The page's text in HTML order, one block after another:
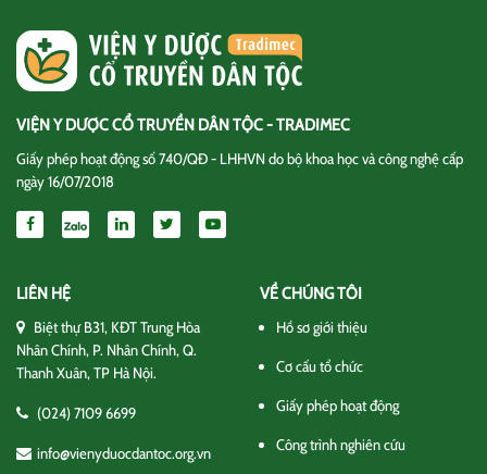
VIỆN Y DƯỢC CỔ TRUYỀN DÂN TỘC - TRADIMEC
Giấy phép hoạt động số 740/QĐ - LHHVN do bộ khoa học và công nghệ cấp
ngày 16/07/2018
LIÊN HỆ
Biệt thự B31, KĐT Trung Hòa
Nhân Chính, P. Nhân Chính, Q.
Thanh Xuân, TP Hà Nội.
(024) 7109 6699
info@vienyduocdantoc.org.vn
VỀ CHÚNG TÔI
Hồ sơ giới thiệu
Cơ cấu tổ chức
Giấy phép hoạt động
Công trình nghiên cứu